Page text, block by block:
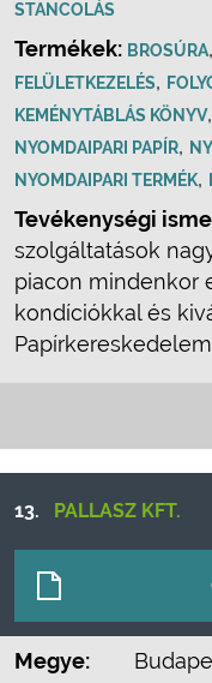
STANCOLÁS
Termékek: BROSÚRA,
FELÜLETKEZELÉS,
KEMÉNYTÁBLÁS KÖNYV,
NYOMDAIPARI PAPÍR,
NYOMDAIPARI TERMÉK,
Tevékenységi
szolgáltatások
piacon mindenkor
kondíciókkal és
13. PALLASZ KFT.
Megye: